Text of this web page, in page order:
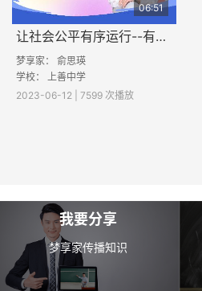
06:51
让社会公平有序运行--有关法律的解答
梦享家： 俞思瑛
学校： 上善中学
2023-06-12 | 7599 次播放
我要分享
梦享家传播知识